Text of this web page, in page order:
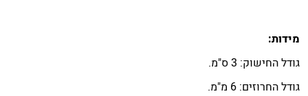
מידות:
גודל החישוק: 3 ס"מ.
גודל החרוזים: 6 מ"מ.